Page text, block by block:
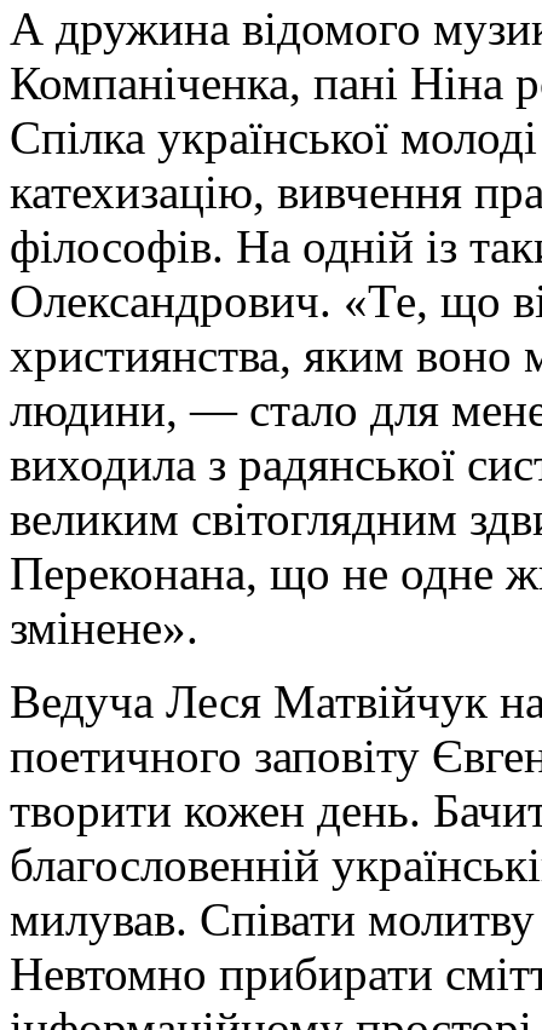
А дружина відомого
Компаніченка, пані Ніна
Спілка української
катехизацію, вивчення
філософів. На одній iз
Олександрович. «Те, що
християнства, яким
людини, — стало для
виходила з радянської
великим світоглядним
Переконана, що не одне
змінене».
Ведуча Леся Матвійчук
поетичного заповіту
творити кожен день.
благословенній
милував. Співати
Невтомно прибирати